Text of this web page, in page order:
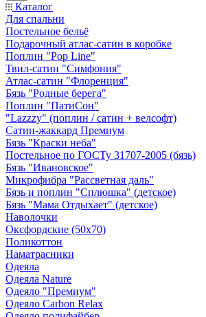
Каталог
Для спальни
Постельное бельё
Подарочный атлас-сатин в коробке
Поплин "Pop Line"
Твил-сатин "Симфония"
Атлас-сатин "Флоренция"
Бязь "Родные берега"
Поплин "ПатиСон"
"Lazzzy" (поплин / сатин + велсофт)
Сатин-жаккард Премиум
Бязь "Краски неба"
Постельное по ГОСТу 31707-2005 (бязь)
Бязь "Ивановское"
Микрофибра "Рассветная даль"
Бязь и поплин "Сплюшка" (детское)
Бязь "Мама Отдыхает" (детское)
Наволочки
Оксфордские (50х70)
Поликоттон
Наматрасники
Одеяла
Одеяла Nature
Одеяло "Премиум"
Одеяло Carbon Relax